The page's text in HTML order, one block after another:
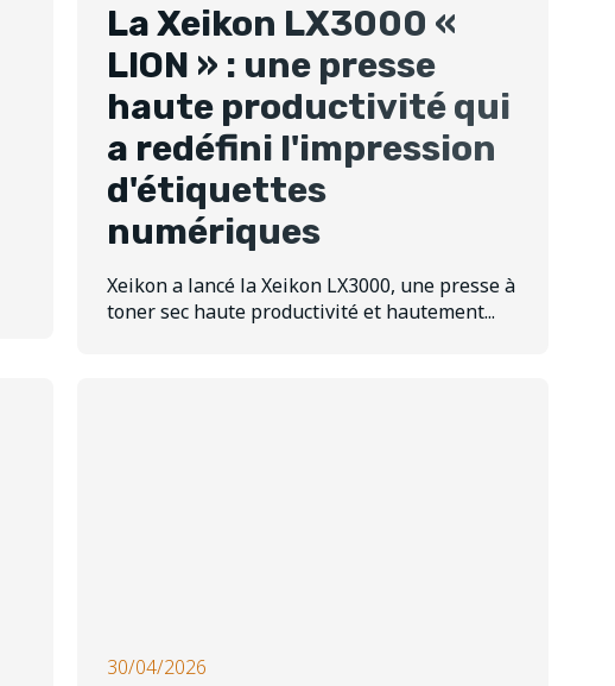
La Xeikon LX3000 «
LION » : une presse
haute productivité qui
a redéfini l'impression
d'étiquettes
numériques
Xeikon a lancé la Xeikon LX3000, une presse à
toner sec haute productivité et hautement...
30/04/2026